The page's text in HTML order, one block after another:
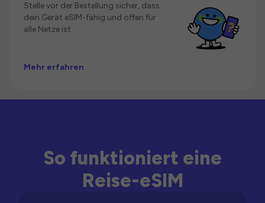
Stelle vor der Bestellung sicher, dass
dein Gerät eSIM-fähig und offen für
alle Netze ist.
Mehr erfahren
So funktioniert eine
Reise-eSIM